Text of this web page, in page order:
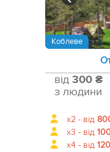
Коблеве
від 300 ₴
з людини
x2 - від
x3 - від
x4 - від